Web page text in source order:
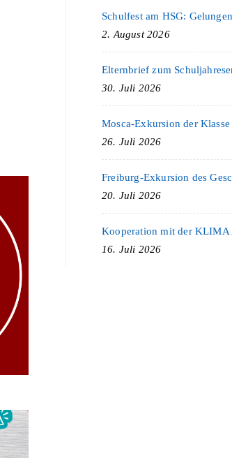
2. August 2026
Elternbrief zum
30. Juli 2026
Mosca-Exkursion der Klasse
26. Juli 2026
Freiburg-Exkursion des
20. Juli 2026
16. Juli 2026